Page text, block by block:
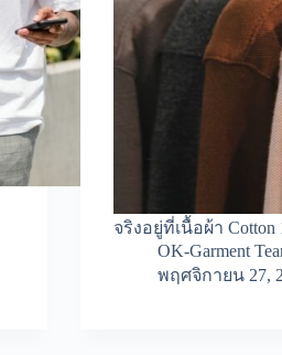
จริงอยู่ที่เนื้อผ้า
OK-Garment
พฤศจิกายน 27,